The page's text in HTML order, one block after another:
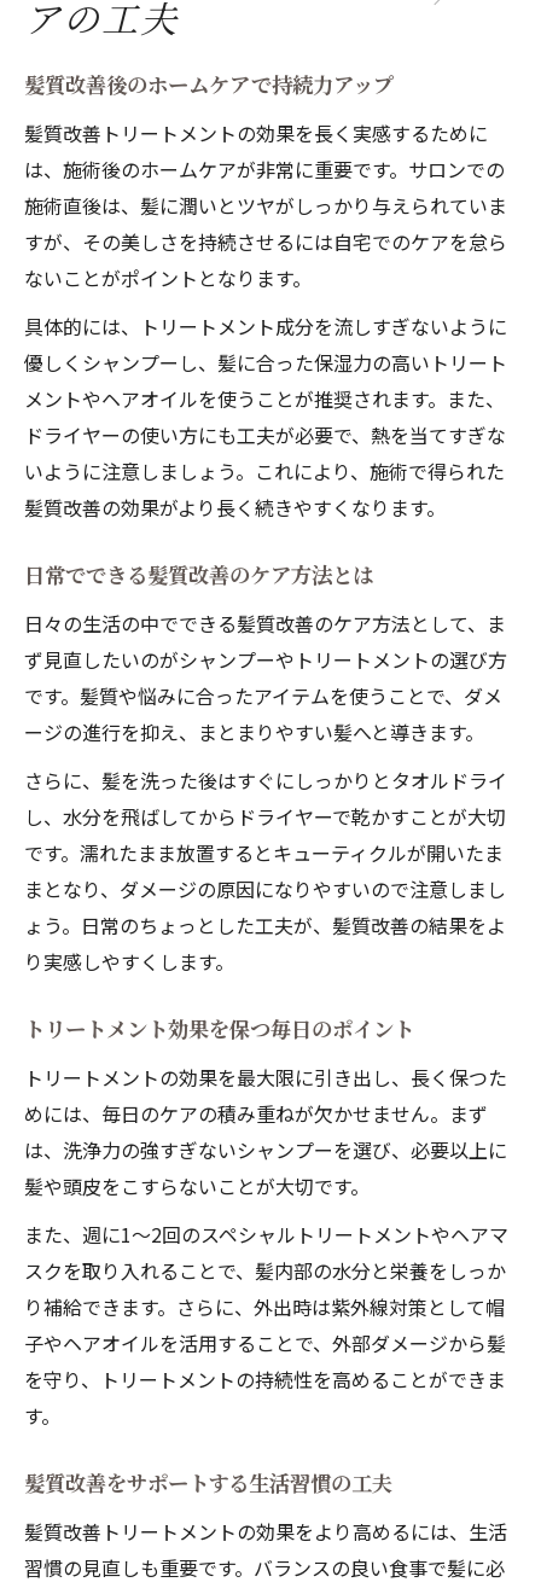
アの工夫
髪質改善後のホームケアで持続力アップ
髪質改善トリートメントの効果を長く実感するために
は、施術後のホームケアが非常に重要です。サロンでの
施術直後は、髪に潤いとツヤがしっかり与えられていま
すが、その美しさを持続させるには自宅でのケアを怠ら
ないことがポイントとなります。
具体的には、トリートメント成分を流しすぎないように
優しくシャンプーし、髪に合った保湿力の高いトリート
メントやヘアオイルを使うことが推奨されます。また、
ドライヤーの使い方にも工夫が必要で、熱を当てすぎな
いように注意しましょう。これにより、施術で得られた
髪質改善の効果がより長く続きやすくなります。
日常でできる髪質改善のケア方法とは
日々の生活の中でできる髪質改善のケア方法として、ま
ず見直したいのがシャンプーやトリートメントの選び方
です。髪質や悩みに合ったアイテムを使うことで、ダメ
ージの進行を抑え、まとまりやすい髪へと導きます。
さらに、髪を洗った後はすぐにしっかりとタオルドライ
し、水分を飛ばしてからドライヤーで乾かすことが大切
です。濡れたまま放置するとキューティクルが開いたま
まとなり、ダメージの原因になりやすいので注意しまし
ょう。日常のちょっとした工夫が、髪質改善の結果をよ
り実感しやすくします。
トリートメント効果を保つ毎日のポイント
トリートメントの効果を最大限に引き出し、長く保つた
めには、毎日のケアの積み重ねが欠かせません。まず
は、洗浄力の強すぎないシャンプーを選び、必要以上に
髪や頭皮をこすらないことが大切です。
また、週に1〜2回のスペシャルトリートメントやヘアマ
スクを取り入れることで、髪内部の水分と栄養をしっか
り補給できます。さらに、外出時は紫外線対策として帽
子やヘアオイルを活用することで、外部ダメージから髪
を守り、トリートメントの持続性を高めることができま
す。
髪質改善をサポートする生活習慣の工夫
髪質改善トリートメントの効果をより高めるには、生活
習慣の見直しも重要です。バランスの良い食事で髪に必